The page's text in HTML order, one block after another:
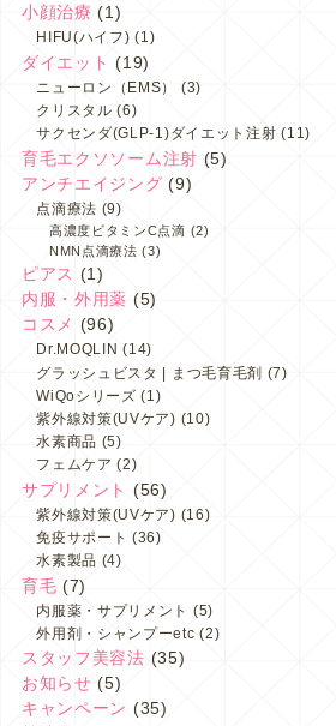
小顔治療 (1)
HIFU(ハイフ) (1)
ダイエット (19)
ニューロン（EMS）
(3)
クリスタル (6)
サクセンダ(GLP-1)ダイエット注射 (11)
育毛エクソソーム注射 (5)
アンチエイジング (9)
点滴療法 (9)
高濃度ビタミンC点滴 (2)
NMN点滴療法 (3)
ピアス (1)
内服・外用薬 (5)
コスメ
(96)
Dr.MOQLIN (14)
グラッシュビスタ | まつ毛育毛剤 (7)
WiQoシリーズ (1)
紫外線対策(UVケア) (10)
水素商品 (5)
フェムケア (2)
サプリメント (56)
紫外線対策(UVケア) (16)
免疫サポート (36)
水素製品 (4)
育毛 (7)
内服薬・サプリメント (5)
外用剤・シャンプーetc (2)
スタッフ美容法 (35)
お知らせ (5)
キャンペーン (35)